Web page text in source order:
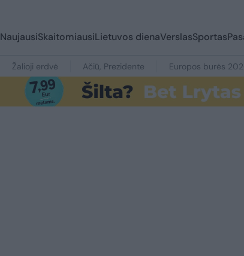
NaujausiSkaitomiausiLietuvos dienaVerslasSportas
Žalioji erdvė Ačiū, Prezidente Europos burės